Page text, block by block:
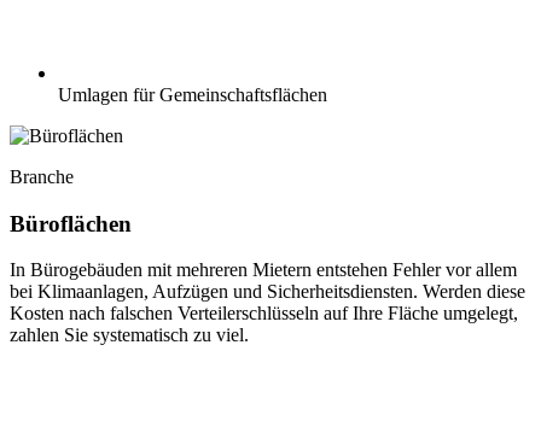
Umlagen für Gemeinschaftsflächen
Branche
Büroflächen
In Bürogebäuden mit mehreren Mietern entstehen Fehler vor allem
bei Klimaanlagen, Aufzügen und Sicherheitsdiensten. Werden diese
Kosten nach falschen Verteilerschlüsseln auf Ihre Fläche umgelegt,
zahlen Sie systematisch zu viel.